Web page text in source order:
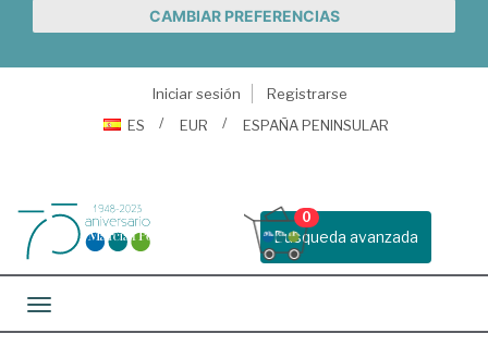
CAMBIAR PREFERENCIAS
Iniciar sesión
Registrarse
ES
EUR ESPAÑA PENINSULAR
Busqueda avanzada
0
Toggle navigation